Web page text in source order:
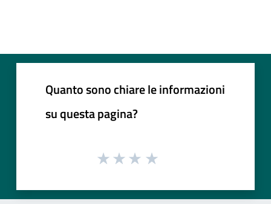
Quanto sono chiare le informazioni
su questa pagina?